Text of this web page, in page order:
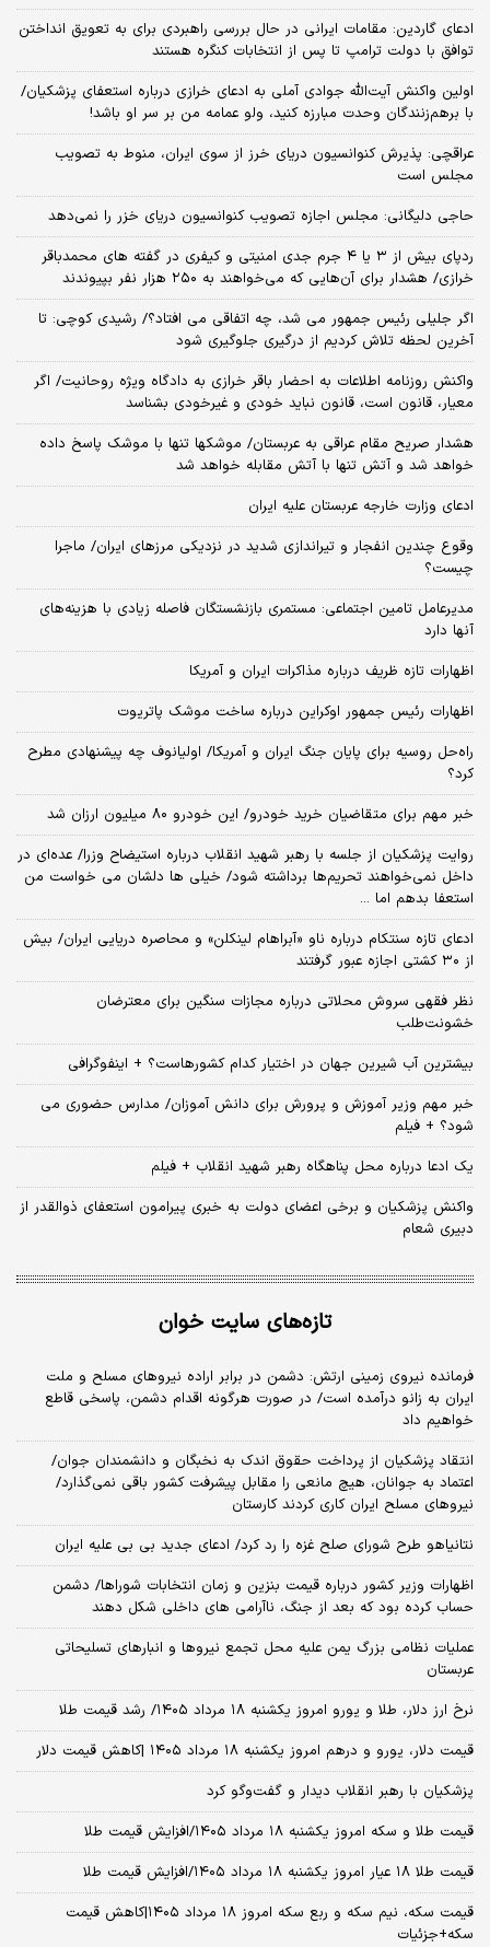
ادعای گاردین: مقامات ایرانی در حال بررسی راهبردی برای به تعویق انداختن
توافق با دولت ترامپ تا پس از انتخابات کنگره هستند
اولین واکنش آیت‌الله جوادی آملی به ادعای خرازی درباره استعفای پزشکیان/
با برهم‌زنندگان وحدت مبارزه کنید، ولو عمامه من بر سر او باشد!
عراقچی: پذیرش کنوانسیون دریای خرز از سوی ایران، منوط به تصویب
مجلس است
حاجی دلیگانی: مجلس اجازه تصویب کنوانسیون دریای خزر را نمی‌دهد
ردپای بیش از ۳ یا ۴ جرم جدی امنیتی و کیفری در گفته های محمدباقر
خرازی/ هشدار برای آن‌هایی که می‌خواهند به ۲۵۰ هزار نفر بپیوندند
اگر جلیلی رئیس جمهور می شد، چه اتفاقی می افتاد؟/ رشیدی کوچی: تا
آخرین لحظه تلاش کردیم از درگیری جلوگیری شود
واکنش روزنامه اطلاعات به احضار باقر خرازی به دادگاه ویژه روحانیت/ اگر
معیار، قانون است، قانون نباید خودی و غیرخودی بشناسد
هشدار صریح مقام عراقی به عربستان/ موشکها تنها با موشک پاسخ داده
خواهد شد و آتش تنها با آتش مقابله خواهد شد
ادعای وزارت خارجه عربستان علیه ایران
وقوع چندین انفجار و تیراندازی شدید در نزدیکی مرز‌های ایران/ ماجرا
چیست؟
مدیرعامل تامین اجتماعی: مستمری بازنشستگان فاصله زیادی با هزینه‌های
آنها دارد
اظهارات تازه ظریف درباره مذاکرات ایران و آمریکا
اظهارات رئیس جمهور اوکراین درباره ساخت موشک پاتریوت
راه‌حل روسیه برای پایان جنگ ایران و آمریکا/ اولیانوف چه پیشنهادی مطرح
کرد؟
خبر مهم برای متقاضیان خرید خودرو/ این خودرو ۸۰ میلیون ارزان شد
روایت پزشکیان از جلسه با رهبر شهید انقلاب درباره استیضاح وزرا/ عده‌ای در
داخل نمی‌خواهند تحریم‌ها برداشته شود/ خیلی ها دلشان می خواست من
استعفا بدهم اما ...
ادعای تازه سنتکام درباره ناو «آبراهام لینکلن» و محاصره دریایی ایران/ بیش
از ۳۰ کشتی اجازه عبور گرفتند
نظر فقهی سروش محلاتی درباره مجازات سنگین برای معترضان
خشونت‌طلب
بیشترین آب شیرین جهان در اختیار کدام کشورهاست؟ + اینفوگرافی
خبر مهم وزیر آموزش و پرورش برای دانش آموزان/ مدارس حضوری می
شود؟ + فیلم
یک ادعا درباره محل پناهگاه‌ رهبر شهید انقلاب + فیلم
واکنش پزشکیان و برخی اعضای دولت به خبری پیرامون استعفای ذوالقدر از
دبیری شعام
تازه‌های سایت خوان
فرمانده نیروی زمینی ارتش: دشمن در برابر اراده نیروهای مسلح و ملت
ایران به زانو درآمده است/ در صورت هرگونه اقدام دشمن، پاسخی قاطع
خواهیم داد
انتقاد پزشکیان از پرداخت حقوق اندک به نخبگان و دانشمندان جوان/
اعتماد به جوانان، هیچ مانعی را مقابل پیشرفت کشور باقی نمی‌گذارد/
نیروهای مسلح ایران کاری کردند کارستان
نتانیاهو طرح شورای صلح غزه را رد کرد/ ادعای جدید بی بی علیه ایران
اظهارات وزیر کشور درباره قیمت بنزین و زمان انتخابات شوراها/ دشمن
حساب کرده بود که بعد از جنگ، ناآرامی‌ های داخلی شکل دهند
عملیات نظامی بزرگ یمن علیه محل تجمع نیروها و انبارهای تسلیحاتی
عربستان
نرخ ارز دلار، طلا و یورو امروز یکشنبه ۱۸ مرداد ۱۴۰۵/ رشد قیمت طلا
قیمت دلار، یورو و درهم امروز یکشنبه ۱۸ مرداد ۱۴۰۵ |کاهش قیمت دلار
پزشکیان با رهبر انقلاب دیدار و گفت‌وگو کرد
قیمت طلا و سکه امروز یکشنبه ۱۸ مرداد ۱۴۰۵/افزایش قیمت طلا
قیمت طلا ۱۸ عیار امروز یکشنبه ۱۸ مرداد ۱۴۰۵/افزایش قیمت طلا
قیمت سکه، نیم سکه و ربع سکه امروز ۱۸ مرداد ۱۴۰۵|کاهش قیمت
سکه+جزئیات